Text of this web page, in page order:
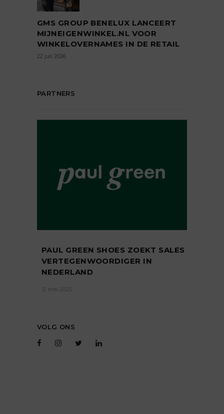
GMS GROUP BENELUX LANCEERT
MIJNEIGENWINKEL.NL VOOR
WINKELOVERNAMES IN DE RETAIL
22 juli 2026
PARTNERS
PAUL GREEN SHOES ZOEKT SALES
VERTEGENWOORDIGER IN
NEDERLAND
12 mei 2025
VOLG ONS